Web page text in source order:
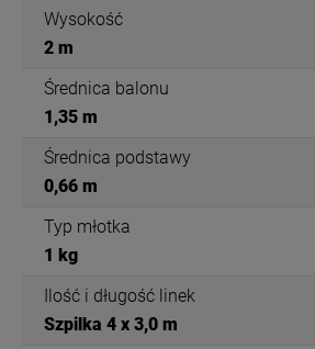
Wysokość
2 m
Średnica balonu
1,35 m
Średnica podstawy
0,66 m
Typ młotka
1 kg
Ilość i długość linek
Szpilka 4 x 3,0 m